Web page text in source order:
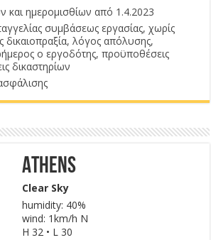
και ημερομισθίων από 1.4.2023
συμβάσεως εργασίας, χωρίς
δικαιοπραξία, λόγος απόλυσης,
ο εργοδότης, προϋποθέσεις
δικαστηρίων
Athens
Clear Sky
humidity: 40%
wind: 1km/h N
H 32 • L 30